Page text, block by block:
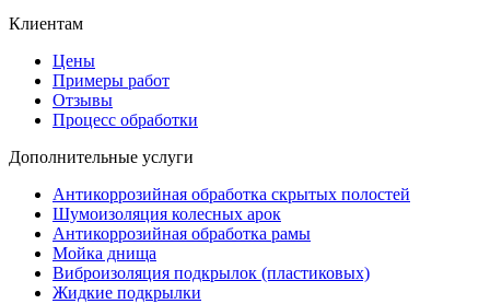
Клиентам
Цены
Примеры работ
Отзывы
Процесс обработки
Дополнительные услуги
Антикоррозийная обработка скрытых полостей
Шумоизоляция колесных арок
Антикоррозийная обработка рамы
Мойка днища
Виброизоляция подкрылок (пластиковых)
Жидкие подкрылки